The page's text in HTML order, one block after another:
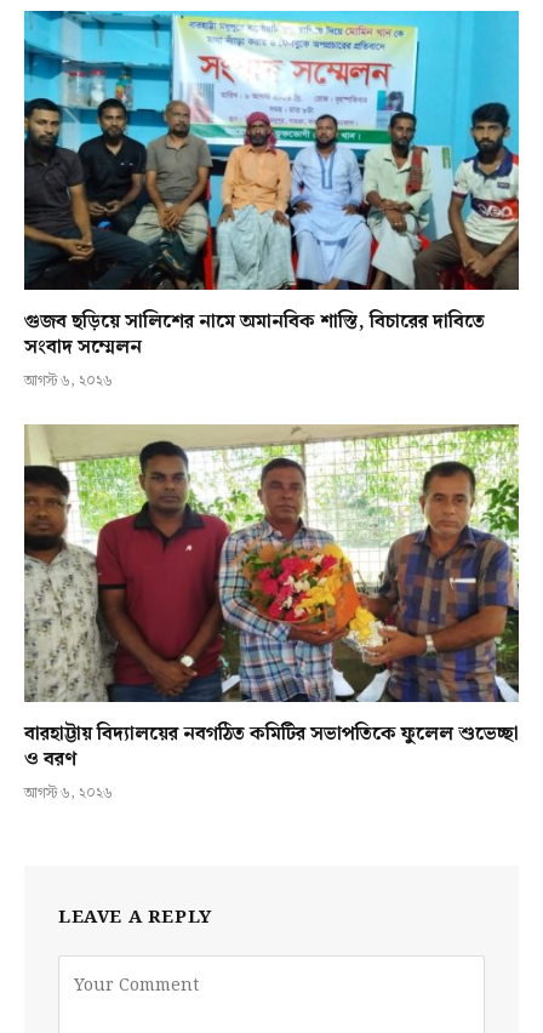
গুজব ছড়িয়ে সালিশের নামে অমানবিক শাস্তি, বিচারের দাবিতে
সংবাদ সম্মেলন
আগস্ট ৬, ২০২৬
বারহাট্টায় বিদ্যালয়ের নবগঠিত কমিটির সভাপতিকে ফুলেল শুভেচ্ছা
ও বরণ
আগস্ট ৬, ২০২৬
LEAVE A REPLY